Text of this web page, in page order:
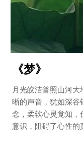
《梦》
月光皎洁普照山河
晰的声音，犹如深
念，柔软心灵觉知
意识，阻碍了心性的